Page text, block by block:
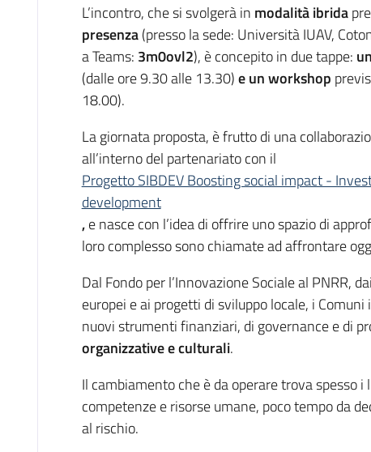
L’incontro, che si svolgerà in modalità ibrida
presenza(presso la sede: Università IUAV,
a Teams: 3m0ovl2), è concepito in due tappe:
(dalle ore 9.30 alle 13.30)e un workshop
18.00).
La giornata proposta, è frutto di una
all’interno del partenariato con il
Progetto SIBDEV Boosting social impact -
development
,e nasce con l’idea di offrire uno spazio di
loro complesso sono chiamate ad affrontare
Dal Fondo per l’Innovazione Sociale al PNRR,
europei e ai progetti di sviluppo locale, i
nuovi strumenti finanziari, di governance e di
organizzative e culturali.
Il cambiamento che è da operare trova spesso
competenze e risorse umane, poco tempo da
al rischio.